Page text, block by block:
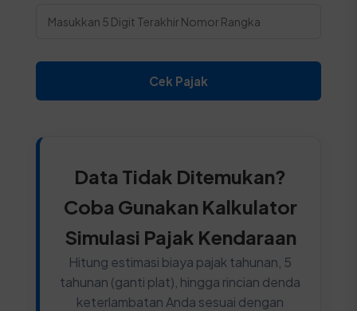
Cek Pajak
Data Tidak Ditemukan?
Coba Gunakan Kalkulator
Simulasi Pajak Kendaraan
Hitung estimasi biaya pajak tahunan, 5
tahunan (ganti plat), hingga rincian denda
keterlambatan Anda sesuai dengan